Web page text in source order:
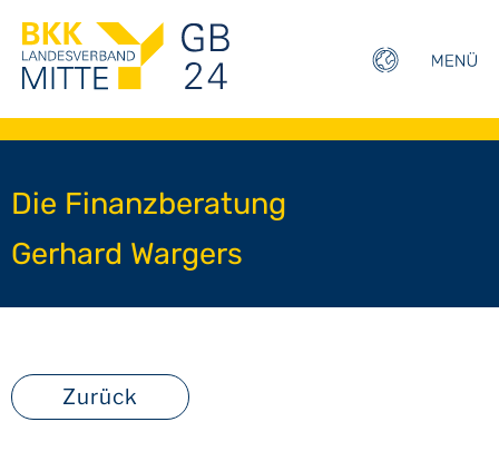
Die Finanzberatung
Gerhard Wargers
Zurück